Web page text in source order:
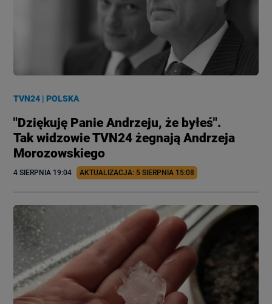
TVN24 |POLSKA
"Dziękuję Panie Andrzeju, że byłeś".
Tak widzowie TVN24 żegnają Andrzeja
Morozowskiego
4 SIERPNIA 19:04 AKTUALIZACJA: 5 SIERPNIA 15:08